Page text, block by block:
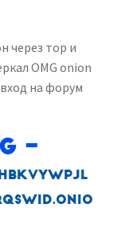
через тор и
OMG onion
на форум
–